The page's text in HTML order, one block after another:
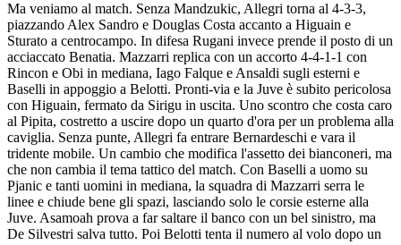
Ma veniamo al match. Senza Mandzukic, Allegri torna al 4-3-3,
piazzando Alex Sandro e Douglas Costa accanto a Higuain e
Sturato a centrocampo. In difesa Rugani invece prende il posto di un
acciaccato Benatia. Mazzarri replica con un accorto 4-4-1-1 con
Rincon e Obi in mediana, Iago Falque e Ansaldi sugli esterni e
Baselli in appoggio a Belotti. Pronti-via e la Juve è subito pericolosa
con Higuain, fermato da Sirigu in uscita. Uno scontro che costa caro
al Pipita, costretto a uscire dopo un quarto d'ora per un problema alla
caviglia. Senza punte, Allegri fa entrare Bernardeschi e vara il
tridente mobile. Un cambio che modifica l'assetto dei bianconeri, ma
che non cambia il tema tattico del match. Con Baselli a uomo su
Pjanic e tanti uomini in mediana, la squadra di Mazzarri serra le
linee e chiude bene gli spazi, lasciando solo le corsie esterne alla
Juve. Asamoah prova a far saltare il banco con un bel sinistro, ma
De Silvestri salva tutto. Poi Belotti tenta il numero al volo dopo un